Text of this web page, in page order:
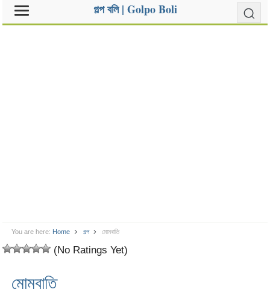
গল্প বলি | Golpo Boli
You are here: Home গল্প মোমবাতি
(No Ratings Yet)
মোমবাতি